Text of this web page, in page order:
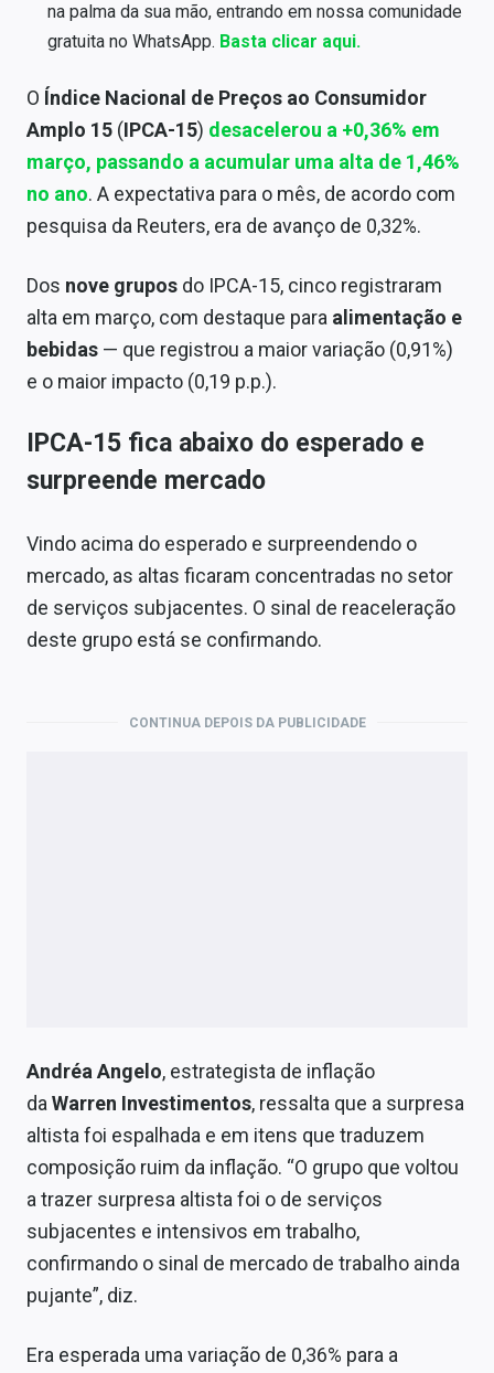
Colunas
Internacional
Marketing
Tecnologia
Conteúdo de Marca
Expediente
Contato
na palma da sua mão, entrando em nossa comunidade
gratuita no WhatsApp. Basta clicar aqui.
O Índice Nacional de Preços ao Consumidor
Amplo 15 (IPCA-15) desacelerou a +0,36% em
março, passando a acumular uma alta de 1,46%
no ano. A expectativa para o mês, de acordo com
pesquisa da Reuters, era de avanço de 0,32%.
Dos nove grupos do IPCA-15, cinco registraram
alta em março, com destaque para alimentação e
bebidas — que registrou a maior variação (0,91%)
e o maior impacto (0,19 p.p.).
IPCA-15 fica abaixo do esperado e
surpreende mercado
Vindo acima do esperado e surpreendendo o
mercado, as altas ficaram concentradas no setor
de serviços subjacentes. O sinal de reaceleração
deste grupo está se confirmando.
CONTINUA DEPOIS DA PUBLICIDADE
Andréa Angelo, estrategista de inflação
da Warren Investimentos, ressalta que a surpresa
altista foi espalhada e em itens que traduzem
composição ruim da inflação. “O grupo que voltou
a trazer surpresa altista foi o de serviços
subjacentes e intensivos em trabalho,
confirmando o sinal de mercado de trabalho ainda
pujante”, diz.
Era esperada uma variação de 0,36% para a